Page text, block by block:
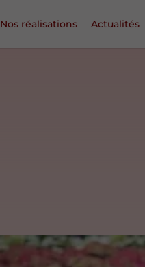
Nos réalisations Actualités